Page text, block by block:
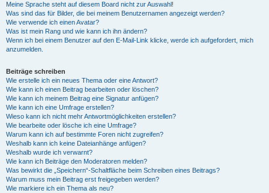
Meine Sprache steht auf diesem Board nicht zur Auswahl!
Was sind das für Bilder, die bei meinem Benutzernamen angezeigt werden?
Wie verwende ich einen Avatar?
Was ist mein Rang und wie kann ich ihn ändern?
Wenn ich bei einem Benutzer auf den E-Mail-Link klicke, werde ich aufgefordert, mich
anzumelden.
Beiträge schreiben
Wie erstelle ich ein neues Thema oder eine Antwort?
Wie kann ich einen Beitrag bearbeiten oder löschen?
Wie kann ich meinem Beitrag eine Signatur anfügen?
Wie kann ich eine Umfrage erstellen?
Wieso kann ich nicht mehr Antwortmöglichkeiten erstellen?
Wie bearbeite oder lösche ich eine Umfrage?
Warum kann ich auf bestimmte Foren nicht zugreifen?
Weshalb kann ich keine Dateianhänge anfügen?
Weshalb wurde ich verwarnt?
Wie kann ich Beiträge den Moderatoren melden?
Was bewirkt die „Speichern“-Schaltfläche beim Schreiben eines Beitrags?
Warum muss mein Beitrag erst freigegeben werden?
Wie markiere ich ein Thema als neu?